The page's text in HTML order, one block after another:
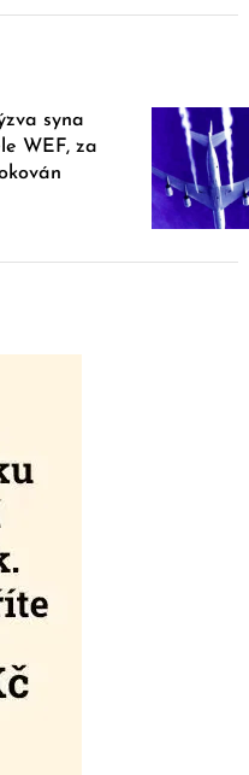
syna
WEF, za